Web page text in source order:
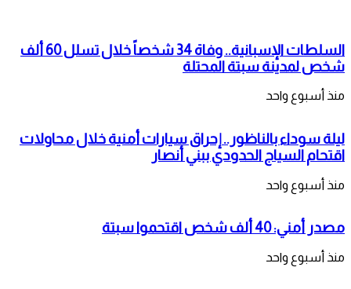
السلطات الإسبانية.. وفاة 34 شخصاً خلال تسلل 60 ألف
شخص لمدينة سبتة المحتلة
منذ أسبوع واحد
ليلة سوداء بالناظور.. إحراق سيارات أمنية خلال محاولات
اقتحام السياج الحدودي ببني أنصار
منذ أسبوع واحد
مصدر أمني: 40 ألف شخص اقتحموا سبتة
منذ أسبوع واحد